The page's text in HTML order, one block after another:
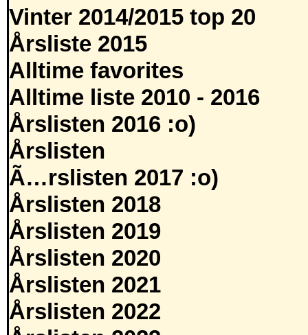
Vinter 2014/2015 top 20
Årsliste 2015
Alltime favorites
Alltime liste 2010 - 2016
Årslisten 2016 :o)
Årslisten
Ã…rslisten 2017 :o)
Årslisten 2018
Årslisten 2019
Årslisten 2020
Årslisten 2021
Årslisten 2022